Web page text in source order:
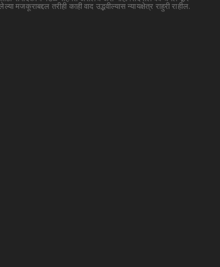
मजकूराबद्दल तरीही काही वाद उद्भवील्यास न्यायक्षेत्र राहुरी राहील.